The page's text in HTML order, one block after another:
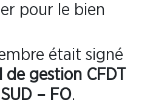
pour le bien
était signé
gestion CFDT
– FO.